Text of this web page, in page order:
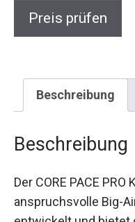
Preis prüfen
Beschreibung
für anspruchsvolle
Enthusiasten